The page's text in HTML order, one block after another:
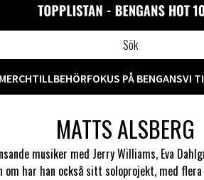
MERCHTILLBEHÖRFOKUS PÅ BENGANSVI
MATTS ALSBERG
musiker med Jerry Williams, Eva
om har han också sitt soloprojekt, med